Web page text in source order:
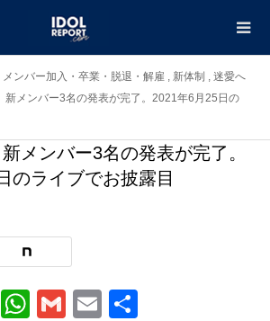
メンバー加入・卒業・脱退・解雇 , 新体制 , 迷愛へ
新メンバー3名の発表が完了。2021年6月25日の
メンバー3名の発表が完了。
のライブでお披露目
WeChat
WhatsApp
GmailEmail